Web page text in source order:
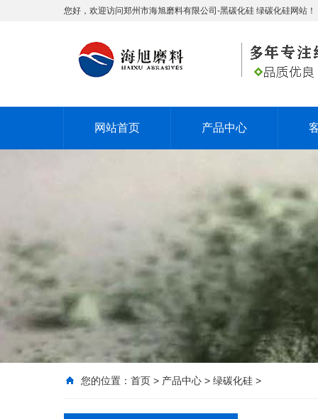
您好，欢迎访问郑州市海旭磨料有限公司-黑碳化硅 绿碳化硅网站！
网站首页 产品中心
您的位置： 首页 > 产品中心 > 绿碳化硅 >